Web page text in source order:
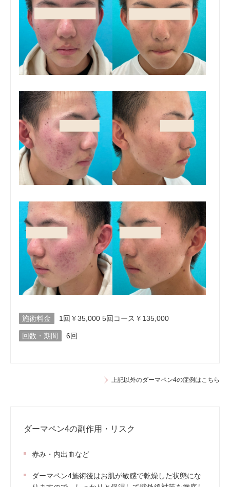
施術料金 1回￥35,000 5回コース￥135,000
回数・期間 6回
上記以外のダーマペン4の症例はこちら
ダーマペン4の副作用・リスク
赤み・内出血など
ダーマペン4施術後はお肌が敏感で乾燥した状態にな